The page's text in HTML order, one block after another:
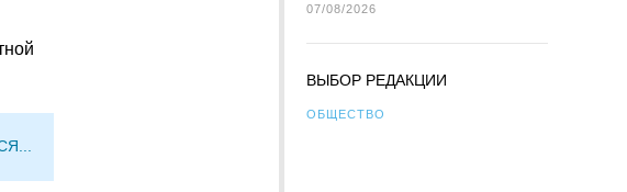
07/08/2026
ВЫБОР РЕДАКЦИИ
ОБЩЕСТВО